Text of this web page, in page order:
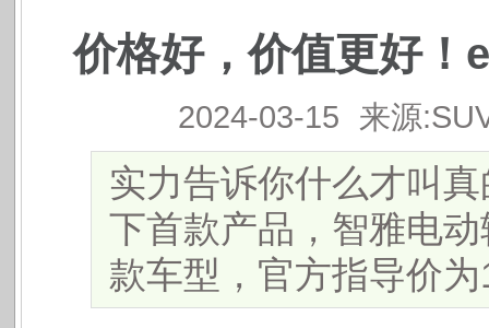
价格好，价值更好！
2024-03-15 来源
实力告诉你什么才叫
下首款产品，智雅电
款车型，官方指导价